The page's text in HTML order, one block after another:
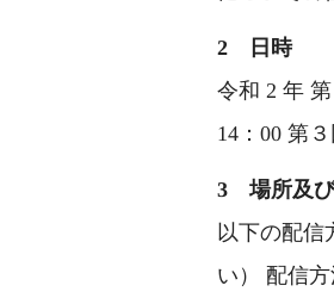
2 日時
令和 2 年
14：00 第
3 場所及び
以下の配信
い） 配信